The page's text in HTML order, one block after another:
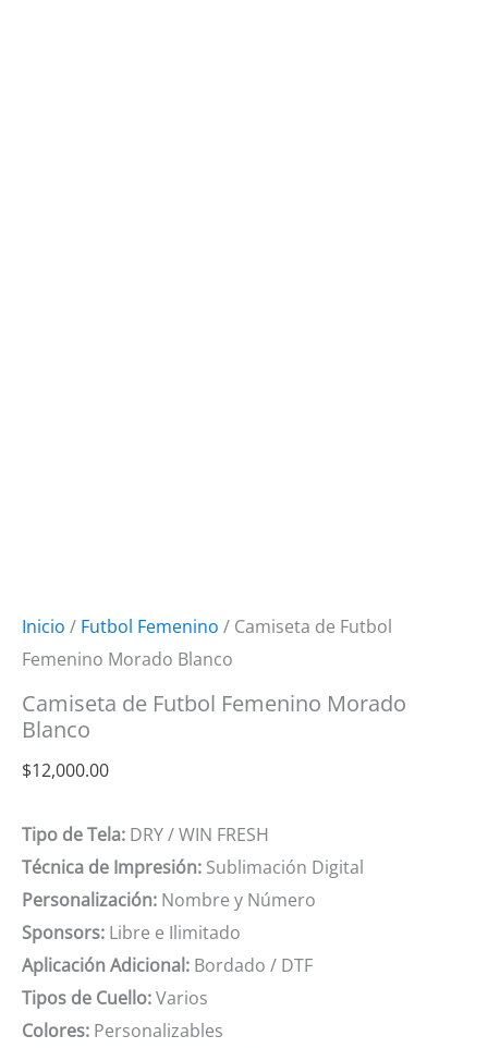
Inicio / Futbol Femenino / Camiseta de Futbol
Femenino Morado Blanco
Camiseta de Futbol Femenino Morado
Blanco
$12,000.00
Tipo de Tela: DRY / WIN FRESH
Técnica de Impresión: Sublimación Digital
Personalización: Nombre y Número
Sponsors: Libre e Ilimitado
Aplicación Adicional: Bordado / DTF
Tipos de Cuello:Varios
Colores: Personalizables